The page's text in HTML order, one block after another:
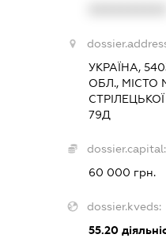
УКРАЇНА,
ОБЛ., МІСТО
79Д
dossier.capital:
60 000 грн.
dossier.kveds:
55.20